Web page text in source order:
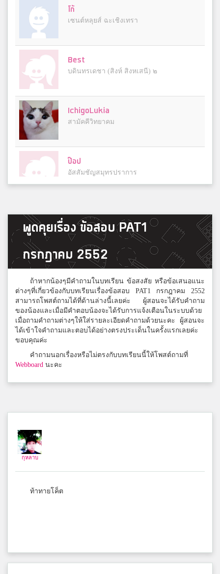
โก้
เซนต์หลุยส์ ฉะเชิงเทรา
Best
บดินทรเดชา (สิงห์ สิงหเสนี) ๒
IchigoLukia
สามัคคีวิทยาคม
ป๊อป
อัสสัมชัญสมุทรปราการ
A
ABC
แนน
จีฟ
ชนส
PUIFAI
Achiraya Sripa
พูดคุยเรื่อง ข้อสอบ PAT1
กรกฎาคม 2552
ถ้าหากน้องๆมีคำถามในบทเรียน ข้อสงสัย หรือข้อเสนอแนะ
ต่างๆที่เกี่ยวข้องกับบทเรียนเรื่องข้อสอบ PAT1 กรกฎาคม 2552
สามารถโพสต์ถามได้ที่ด้านล่างนี้เลยค่ะ ผู้สอนจะได้รับคำถาม
ของน้องและเมื่อมีคำตอบน้องจะได้รับการแจ้งเตือนในระบบด้วย
เมื่อถามคำถามต่างๆให้ใส่รายละเอียดคำถามด้วยนะคะ ผู้สอนจะ
ได้เข้าใจคำถามและตอบได้อย่างตรงประเด็นในครั้งแรกเลยค่ะ
ขอบคุณค่ะ
คำถามนอกเรื่องหรือไม่ตรงกับบทเรียนนี้ให้โพสต์ถามที่
Webboard นะคะ
กุหลาบ
ท้าทายโค็ต